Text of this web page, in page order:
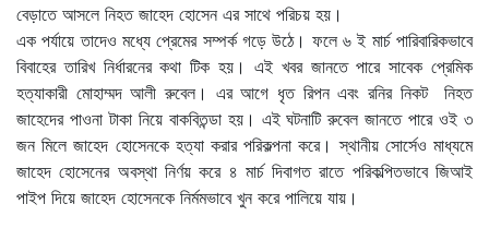
বেড়াতে আসলে নিহত জাহেদ হোসেন এর সাথে পরিচয় হয়।
এক পর্যায়ে তাদেও মধ্যে প্রেমের সম্পর্ক গড়ে উঠে। ফলে ৬ ই মার্চ পারিবারিকভাবে
বিবাহের তারিখ নির্ধারনের কথা টিক হয়। এই খবর জানতে পারে সাবেক প্রেমিক
হত্যাকারী মোহাম্মদ আলী রুবেল। এর আগে ধৃত রিপন এবং রনির নিকট নিহত
জাহেদের পাওনা টাকা নিয়ে বাকবিতন্ডা হয়। এই ঘটনাটি রুবেল জানতে পারে ওই ৩
জন মিলে জাহেদ হোসেনকে হত্যা করার পরিকল্পনা করে। স্থানীয় সোর্সেও মাধ্যমে
জাহেদ হোসেনের অবস্থা নির্ণয় করে ৪ মার্চ দিবাগত রাতে পরিকল্পিতভাবে জিআই
পাইপ দিয়ে জাহেদ হোসেনকে নির্মমভাবে খুন করে পালিয়ে যায়।